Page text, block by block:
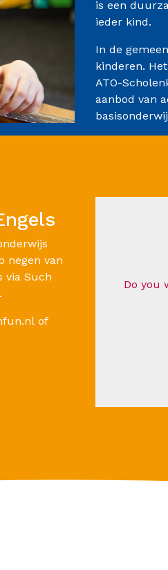
is een
ieder kind.
In de
kinderen.
ATO-
aanbod van
negen van
via Such
of
Do you